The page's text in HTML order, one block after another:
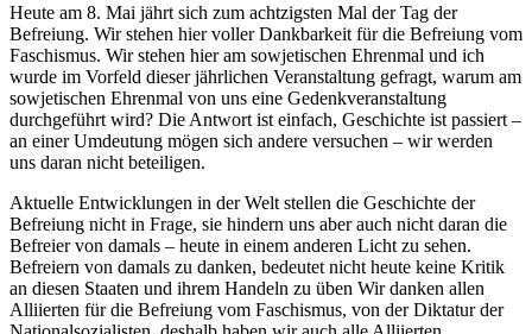
Heute am 8. Mai jährt sich zum achtzigsten Mal der Tag der
Befreiung. Wir stehen hier voller Dankbarkeit für die Befreiung vom
Faschismus. Wir stehen hier am sowjetischen Ehrenmal und ich
wurde im Vorfeld dieser jährlichen Veranstaltung gefragt, warum am
sowjetischen Ehrenmal von uns eine Gedenkveranstaltung
durchgeführt wird? Die Antwort ist einfach, Geschichte ist passiert –
an einer Umdeutung mögen sich andere versuchen – wir werden
uns daran nicht beteiligen.
Aktuelle Entwicklungen in der Welt stellen die Geschichte der
Befreiung nicht in Frage, sie hindern uns aber auch nicht daran die
Befreier von damals – heute in einem anderen Licht zu sehen.
Befreiern von damals zu danken, bedeutet nicht heute keine Kritik
an diesen Staaten und ihrem Handeln zu üben Wir danken allen
Alliierten für die Befreiung vom Faschismus, von der Diktatur der